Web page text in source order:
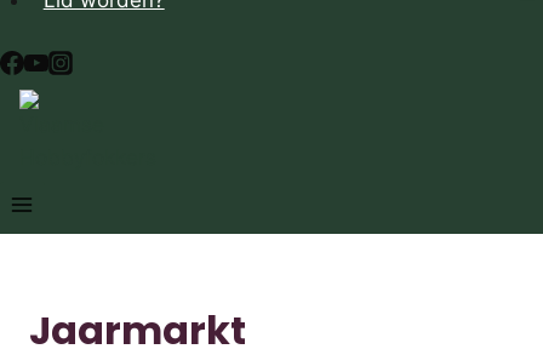
Jaarmarkt